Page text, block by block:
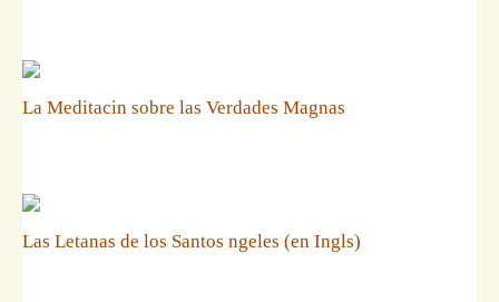
La Meditacin sobre las Verdades Magnas
Las Letanas de los Santos ngeles (en Ingls)